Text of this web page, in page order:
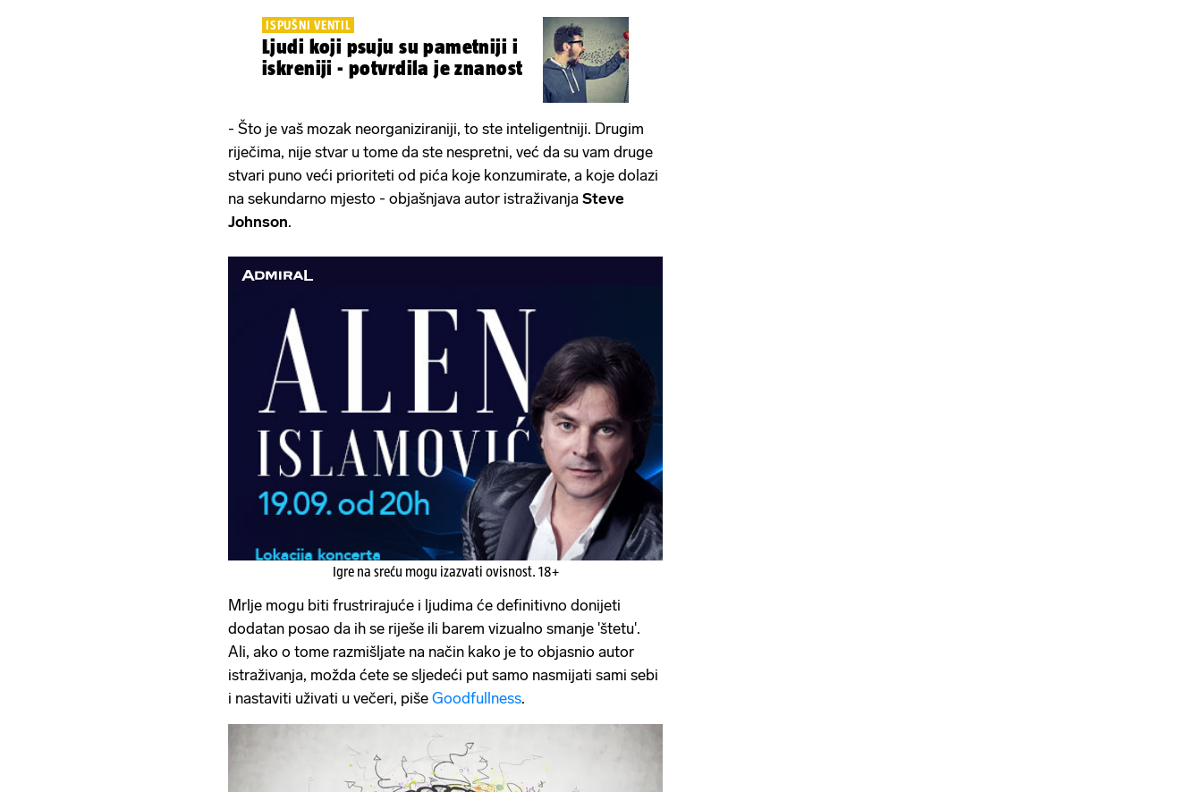
ISPUŠNI VENTIL
Ljudi koji psuju su pametniji i
iskreniji - potvrdila je znanost
- Što je vaš mozak neorganiziraniji, to ste inteligentniji. Drugim
riječima, nije stvar u tome da ste nespretni, već da su vam druge
stvari puno veći prioriteti od pića koje konzumirate, a koje dolazi
na sekundarno mjesto - objašnjava autor istraživanja Steve
Johnson.
Igre na sreću mogu izazvati ovisnost. 18+
Mrlje mogu biti frustrirajuće i ljudima će definitivno donijeti
dodatan posao da ih se riješe ili barem vizualno smanje 'štetu'.
Ali, ako o tome razmišljate na način kako je to objasnio autor
istraživanja, možda ćete se sljedeći put samo nasmijati sami sebi
i nastaviti uživati u večeri, piše Goodfullness.